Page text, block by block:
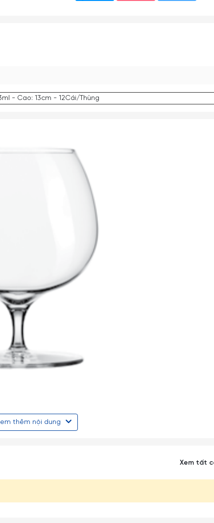
- Cao: 13cm - 12Cái/Thùng
thêm nội dung
Xem tất